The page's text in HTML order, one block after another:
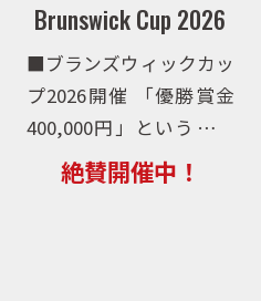
Brunswick Cup 2026
■ブランズウィックカッ
プ2026開催 「優勝賞金
400,000円」というイン
パクトで大きな反響を呼
んだブランズウィックカ
絶賛開催中！